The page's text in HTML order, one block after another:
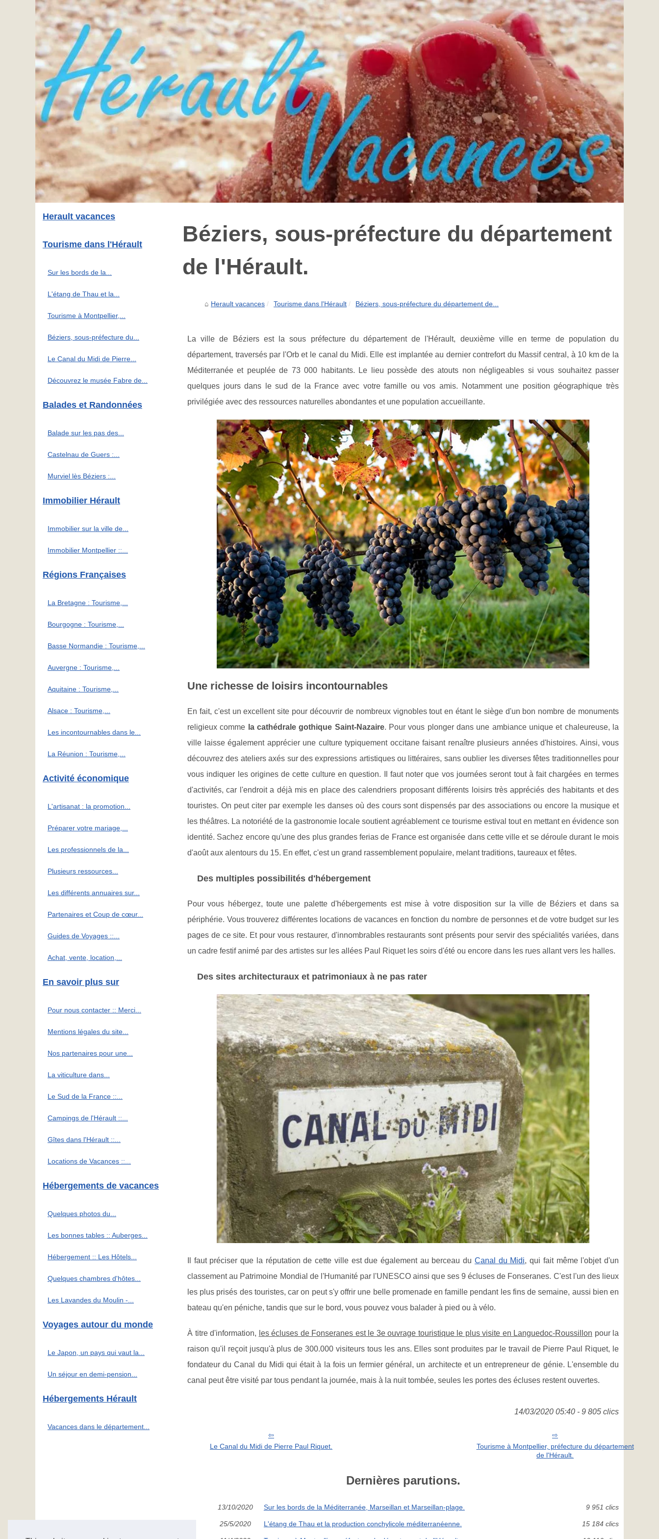
Béziers, sous-préfecture du département
de l'Hérault.
Herault vacances Tourisme dans l'Hérault Béziers, sous-préfecture du département de...
La ville de Béziers est la sous préfecture du département de l'Hérault, deuxième ville en terme de population du
département, traversés par l'Orb et le canal du Midi. Elle est implantée au dernier contrefort du Massif central, à 10 km de la
Méditerranée et peuplée de 73 000 habitants. Le lieu possède des atouts non négligeables si vous souhaitez passer
quelques jours dans le sud de la France avec votre famille ou vos amis. Notamment une position géographique très
privilégiée avec des ressources naturelles abondantes et une population accueillante.
Une richesse de loisirs incontournables
En fait, c'est un excellent site pour découvrir de nombreux vignobles tout en étant le siège d'un bon nombre de monuments
religieux comme la cathédrale gothique Saint-Nazaire. Pour vous plonger dans une ambiance unique et chaleureuse, la
ville laisse également apprécier une culture typiquement occitane faisant renaître plusieurs années d'histoires. Ainsi, vous
découvrez des ateliers axés sur des expressions artistiques ou littéraires, sans oublier les diverses fêtes traditionnelles pour
vous indiquer les origines de cette culture en question. Il faut noter que vos journées seront tout à fait chargées en termes
d'activités, car l'endroit a déjà mis en place des calendriers proposant différents loisirs très appréciés des habitants et des
touristes. On peut citer par exemple les danses où des cours sont dispensés par des associations ou encore la musique et
les théâtres. La notoriété de la gastronomie locale soutient agréablement ce tourisme estival tout en mettant en évidence son
identité. Sachez encore qu'une des plus grandes ferias de France est organisée dans cette ville et se déroule durant le mois
d'août aux alentours du 15. En effet, c'est un grand rassemblement populaire, melant traditions, taureaux et fêtes.
Des multiples possibilités d'hébergement
Pour vous hébergez, toute une palette d'hébergements est mise à votre disposition sur la ville de Béziers et dans sa
périphérie. Vous trouverez différentes locations de vacances en fonction du nombre de personnes et de votre budget sur les
pages de ce site. Et pour vous restaurer, d'innombrables restaurants sont présents pour servir des spécialités variées, dans
un cadre festif animé par des artistes sur les allées Paul Riquet les soirs d'été ou encore dans les rues allant vers les halles.
Des sites architecturaux et patrimoniaux à ne pas rater
Il faut préciser que la réputation de cette ville est due également au berceau du Canal du Midi, qui fait même l'objet d'un
classement au Patrimoine Mondial de l'Humanité par l'UNESCO ainsi que ses 9 écluses de Fonseranes. C'est l'un des lieux
les plus prisés des touristes, car on peut s'y offrir une belle promenade en famille pendant les fins de semaine, aussi bien en
bateau qu'en péniche, tandis que sur le bord, vous pouvez vous balader à pied ou à vélo.
À titre d'information, les écluses de Fonseranes est le 3e ouvrage touristique le plus visite en Languedoc-Roussillon pour la
raison qu'il reçoit jusqu'à plus de 300.000 visiteurs tous les ans. Elles sont produites par le travail de Pierre Paul Riquet, le
fondateur du Canal du Midi qui était à la fois un fermier général, un architecte et un entrepreneur de génie. L'ensemble du
canal peut être visité par tous pendant la journée, mais à la nuit tombée, seules les portes des écluses restent ouvertes.
14/03/2020 05:40 - 9 805 clics
Le Canal du Midi de Pierre Paul Riquet.
Tourisme à Montpellier, préfecture du département
de l'Hérault.
Dernières parutions.
13/10/2020 Sur les bords de la Méditerranée, Marseillan et Marseillan-plage. 9 951 clics
25/5/2020 L'étang de Thau et la production conchylicole méditerranéenne. 15 184 clics
Herault vacances
Tourisme dans l'Hérault
Sur les bords de la...
L'étang de Thau et la...
Tourisme à Montpellier,...
Béziers, sous-préfecture du...
Le Canal du Midi de Pierre...
Découvrez le musée Fabre de...
Balades et Randonnées
Balade sur les pas des...
Castelnau de Guers :...
Murviel lès Béziers :...
Immobilier Hérault
Immobilier sur la ville de...
Immobilier Montpellier ::...
Régions Françaises
La Bretagne : Tourisme,...
Bourgogne : Tourisme,...
Basse Normandie : Tourisme,...
Auvergne : Tourisme,...
Aquitaine : Tourisme,...
Alsace : Tourisme,...
Les incontournables dans le...
La Réunion : Tourisme,...
Activité économique
L'artisanat : la promotion...
Préparer votre mariage,...
Les professionnels de la...
Plusieurs ressources...
Les différents annuaires sur...
Partenaires et Coup de cœur...
Guides de Voyages ::...
Achat, vente, location,...
En savoir plus sur
Pour nous contacter :: Merci...
Mentions légales du site...
Nos partenaires pour une...
La viticulture dans...
Le Sud de la France ::...
Campings de l'Hérault ::...
Gîtes dans l'Hérault ::...
Locations de Vacances ::...
Hébergements de vacances
Quelques photos du...
Les bonnes tables :: Auberges...
Hébergement :: Les Hôtels...
Quelques chambres d'hôtes...
Les Lavandes du Moulin -...
Voyages autour du monde
Le Japon, un pays qui vaut la...
Un séjour en demi-pension...
Hébergements Hérault
Vacances dans le département...